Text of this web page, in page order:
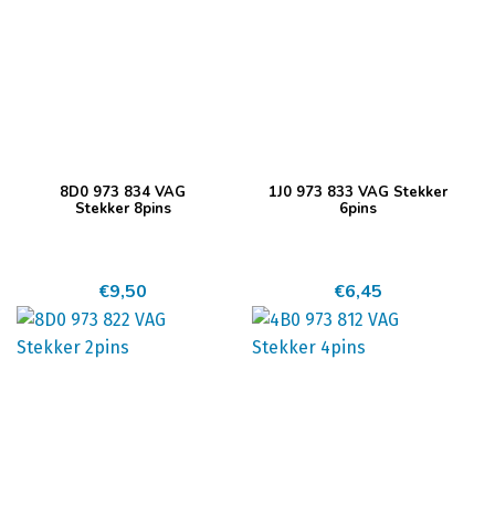
8D0 973 834 VAG
Stekker 8pins
€9,50
1J0 973 833 VAG Stekker
6pins
€6,45